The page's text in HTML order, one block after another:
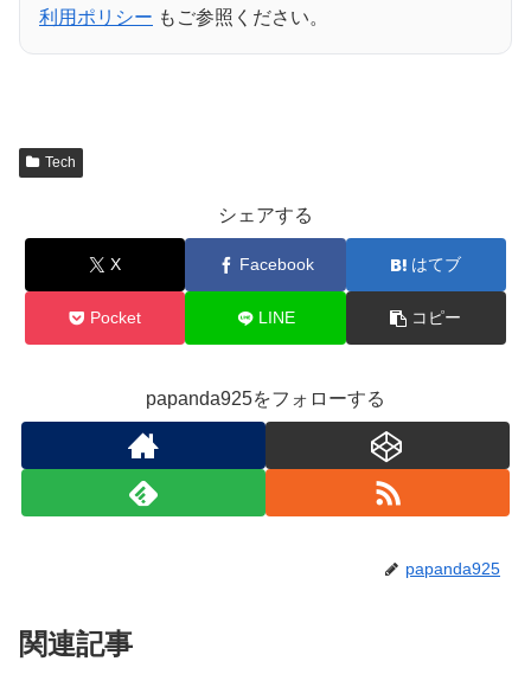
利用ポリシー もご参照ください。
Tech
シェアする
X Facebook はてブ
Pocket LINE コピー
papanda925をフォローする
papanda925
関連記事